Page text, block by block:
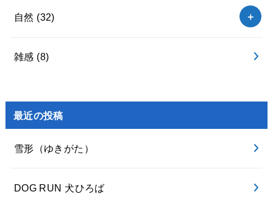
自然 (32)
雑感 (8)
最近の投稿
雪形（ゆきがた）
DOG RUN 犬ひろば